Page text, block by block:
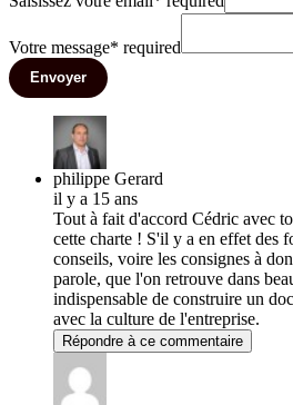
Votre message* required
Envoyer
philippe Gerard
il y a 15 ans
Tout à fait d'accord Cédric avec
cette charte ! S'il y a en effet des
conseils, voire les consignes à
parole, que l'on retrouve dans
indispensable de construire un
avec la culture de l'entreprise.
Répondre à ce commentaire